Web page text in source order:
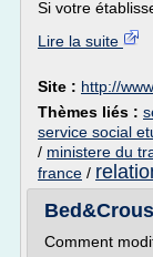
Si votre
Lire la suite
Site : http://
Thèmes liés :
service social
/ ministere du
france /
Comment